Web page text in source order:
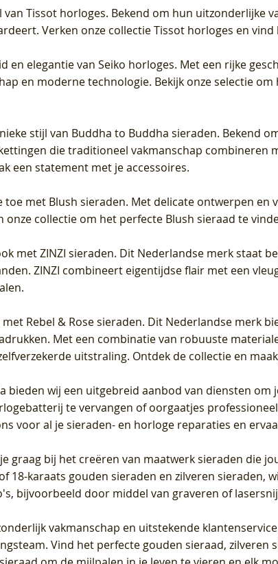
van Tissot horloges. Bekend om hun uitzonderlijke
Verken onze collectie Tissot horloges en
en elegantie van Seiko horloges. Met een rijke
en moderne technologie. Bekijk onze selectie
stijl van Buddha to Buddha sieraden. Bekend
die traditioneel vakmanschap combineren
een statement met je accessoires.
toe met Blush sieraden. Met delicate ontwerpen
collectie om het perfecte Blush sieraad te
met ZINZI sieraden. Dit Nederlandse merk staat
ZINZI combineert eigentijdse flair met een
Rebel & Rose sieraden. Dit Nederlandse merk
Met een combinatie van robuuste
uitstraling. Ontdek de collectie en
bieden wij een uitgebreid aanbod van diensten
te vervangen of oorgaatjes
voor al je sieraden- en horloge reparaties en
graag bij het creëren van maatwerk sieraden die
karaats gouden sieraden en zilveren sieraden,
bijvoorbeeld door middel van graveren of
vakmanschap en uitstekende klantenservice
Vind het perfecte gouden sieraad,